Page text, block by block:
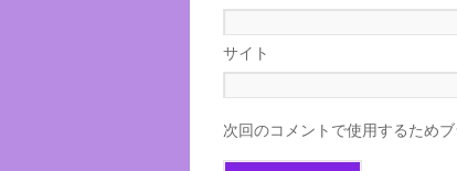
サイト
次回のコメントで使用するため